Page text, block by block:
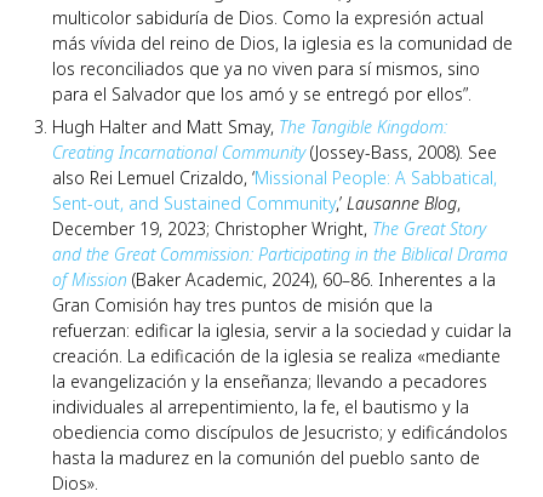
multicolor sabiduría de Dios. Como la expresión actual
más vívida del reino de Dios, la iglesia es la comunidad de
los reconciliados que ya no viven para sí mismos, sino
para el Salvador que los amó y se entregó por ellos”.
Hugh Halter and Matt Smay, The Tangible Kingdom:
Creating Incarnational Community(Jossey-Bass, 2008). See
also Rei Lemuel Crizaldo, ‘Missional People: A Sabbatical,
Sent-out, and Sustained Community,’ Lausanne Blog,
December 19, 2023; Christopher Wright, The Great Story
and the Great Commission: Participating in the Biblical Drama
of Mission (Baker Academic, 2024), 60–86. Inherentes a la
Gran Comisión hay tres puntos de misión que la
refuerzan: edificar la iglesia, servir a la sociedad y cuidar la
creación. La edificación de la iglesia se realiza «mediante
la evangelización y la enseñanza; llevando a pecadores
individuales al arrepentimiento, la fe, el bautismo y la
obediencia como discípulos de Jesucristo; y edificándolos
hasta la madurez en la comunión del pueblo santo de
Dios».